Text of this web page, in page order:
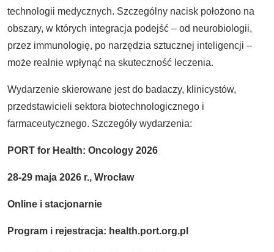
technologii medycznych. Szczególny nacisk położono na
obszary, w których integracja podejść – od neurobiologii,
przez immunologię, po narzędzia sztucznej inteligencji –
może realnie wpłynąć na skuteczność leczenia.
Wydarzenie skierowane jest do badaczy, klinicystów,
przedstawicieli sektora biotechnologicznego i
farmaceutycznego. Szczegóły wydarzenia:
PORT for Health: Oncology 2026
28-29 maja 2026 r., Wrocław
Online i stacjonarnie
Program i rejestracja: health.port.org.pl